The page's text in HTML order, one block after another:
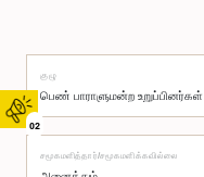
02
குழு
சமூகமளித்தார்/சமூகமளிக்கவில்லை